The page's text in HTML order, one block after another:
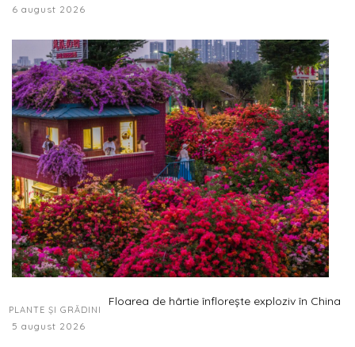
6 august 2026
PLANTE ȘI GRĂDINI
Floarea de hârtie înflorește exploziv în China
5 august 2026